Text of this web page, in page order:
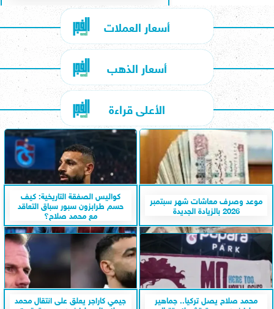
أسعار العملات
أسعار الذهب
الأعلى قراءة
موعد وصرف معاشات شهر سبتمبر
2026 بالزيادة الجديدة
كواليس الصفقة التاريخية: كيف
حسم طرابزون سبور سباق التعاقد
مع محمد صلاح؟
محمد صلاح يصل تركيا.. جماهير جيمي كاراجر يعلق على انتقال محمد